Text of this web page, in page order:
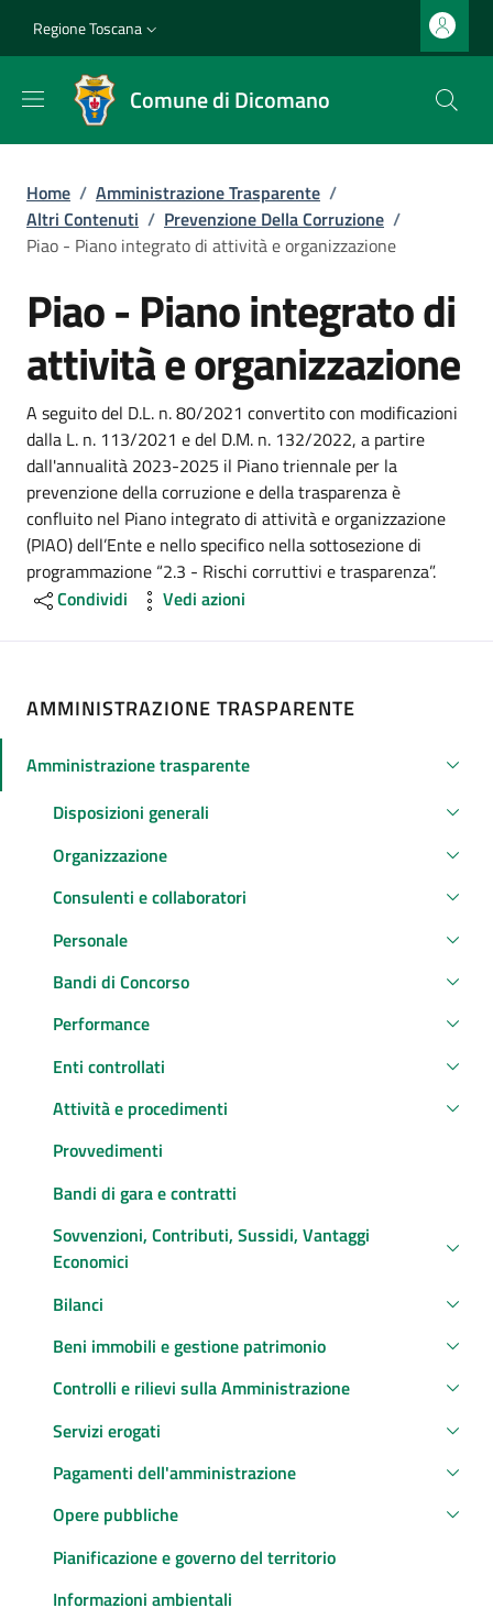
Slim top
Regione Toscana
Comune di Dicomano
Briciole di pane
Home / Amministrazione Trasparente /
Altri Contenuti / Prevenzione Della Corruzione /
Piao - Piano integrato di attività e organizzazione
Piao - Piano integrato di
attività e organizzazione
Dettagli
A seguito del D.L. n. 80/2021 convertito con modificazioni
dalla L. n. 113/2021 e del D.M. n. 132/2022, a partire
dall'annualità 2023-2025 il Piano triennale per la
prevenzione della corruzione e della trasparenza è
confluito nel Piano integrato di attività e organizzazione
(PIAO) dell’Ente e nello specifico nella sottosezione di
programmazione “2.3 - Rischi corruttivi e trasparenza”.
Condividi
Vedi azioni
AMMINISTRAZIONE TRASPARENTE
Amministrazione trasparente
Attivo
Disposizioni generali
Organizzazione
Consulenti e collaboratori
Personale
Bandi di Concorso
Performance
Enti controllati
Attività e procedimenti
Provvedimenti
Bandi di gara e contratti
Sovvenzioni, Contributi, Sussidi, Vantaggi
Economici
Bilanci
Beni immobili e gestione patrimonio
Controlli e rilievi sulla Amministrazione
Servizi erogati
Pagamenti dell'amministrazione
Opere pubbliche
Pianificazione e governo del territorio
Informazioni ambientali